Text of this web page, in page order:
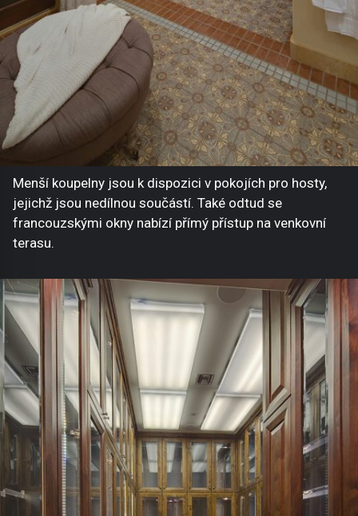
Menší koupelny jsou k dispozici v pokojích pro hosty,
jejichž jsou nedílnou součástí. Také odtud se
francouzskými okny nabízí přímý přístup na venkovní
terasu.